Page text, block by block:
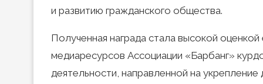
и развитию гражданского общества.
Полученная награда стала высокой
медиаресурсов Ассоциации «Барбанг»
деятельности, направленной на